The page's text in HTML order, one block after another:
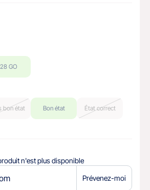
GO
bon état Bon état État correct
n'est plus disponible
Prévenez-moi